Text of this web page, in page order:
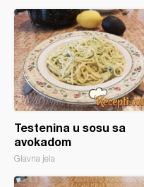
Testenina u sosu sa
avokadom
Glavna jela